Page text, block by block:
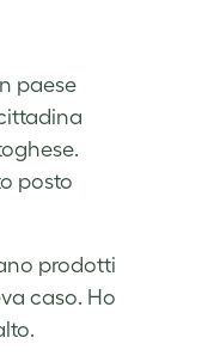
paese
posto
prodotti
caso. Ho